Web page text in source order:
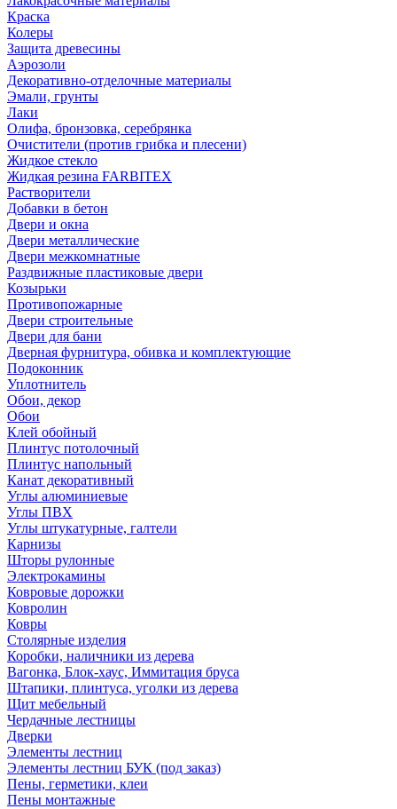
Краска
Колеры
Защита древесины
Аэрозоли
Декоративно-отделочные материалы
Эмали, грунты
Лаки
Олифа, бронзовка, серебрянка
Очистители (против грибка и плесени)
Жидкое стекло
Жидкая резина FARBITEX
Растворители
Добавки в бетон
Двери и окна
Двери металлические
Двери межкомнатные
Раздвижные пластиковые двери
Козырьки
Противопожарные
Двери строительные
Двери для бани
Дверная фурнитура, обивка и комплектующие
Подоконник
Уплотнитель
Обои, декор
Обои
Клей обойный
Плинтус потолочный
Плинтус напольный
Канат декоративный
Углы алюминиевые
Углы ПВХ
Углы штукатурные, галтели
Карнизы
Шторы рулонные
Электрокамины
Ковровые дорожки
Ковролин
Ковры
Столярные изделия
Коробки, наличники из дерева
Вагонка, Блок-хаус, Иммитация бруса
Штапики, плинтуса, уголки из дерева
Щит мебельный
Чердачные лестницы
Дверки
Элементы лестниц
Элементы лестниц БУК (под заказ)
Пены, герметики, клеи
Пены монтажные